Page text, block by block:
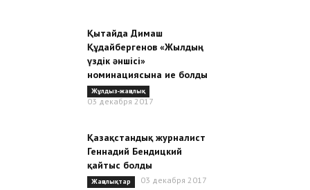
Қытайда Димаш
Құдайбергенов «Жылдың
үздік әншісі»
номинациясына ие болды
Жұлдыз-жаңалық
03 декабря 2017
Қазақстандық журналист
Геннадий Бендицкий
қайтыс болды
Жаңалықтар 03 декабря 2017